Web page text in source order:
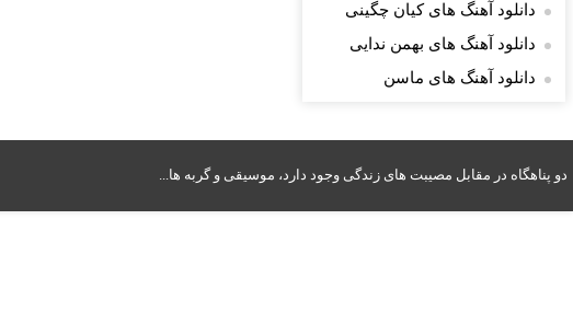
دانلود آهنگ های کیان چگینی
دانلود آهنگ های بهمن ندایی
دانلود آهنگ های ماسن
دو پناهگاه در مقابل مصیبت های زندگی وجود دارد، موسیقی و گربه ها...